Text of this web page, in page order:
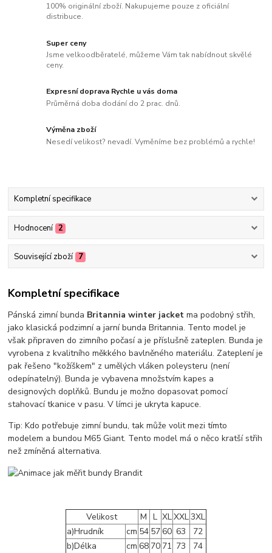
100% originální zboží. Nakupujeme pouze z oficiální
distribuce.
Super ceny
Jsme velkoodběratelé, můžeme Vám tak nabídnout skvělé
ceny.
Expresní doprava Rychle u vás doma
Průměrná doba dodání do 2 prac. dnů.
Výměna zboží
Nesedí velikost? nevadí. Vyměníme bez problémů a rychle!
Kompletní specifikace
Hodnocení 2
Související zboží 7
Kompletní specifikace
Pánská zimní bunda Britannia winter jacket ma podobný střih,
jako klasická podzimní a jarní bunda Britannia. Tento model je
však připraven do zimního počasí a je příslušně zateplen. Bunda je
vyrobena z kvalitního měkkého bavlněného materiálu. Zateplení je
pak řešeno "kožíškem" z umělých vláken poleysteru (není
odepínatelný). Bunda je vybavena množstvím kapes a
designových doplňků. Bundu je možno dopasovat pomocí
stahovací tkanice v pasu. V límci je ukryta kapuce.
Tip: Kdo potřebuje zimní bundu, tak může volit mezi tímto
modelem a bundou M65 Giant. Tento model má o něco kratší střih
než zmíněná alternativa.
Velikost M L XLXXL3XL
a)Hrudník
cm 54 5760 63
72
b)Délka
cm 68 70 71 73 74